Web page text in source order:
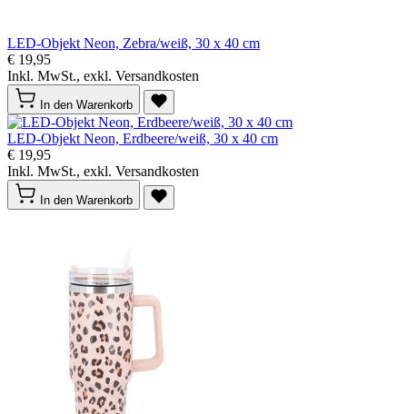
LED-Objekt Neon, Zebra/weiß, 30 x 40 cm
€ 19,95
Inkl. MwSt., exkl. Versandkosten
In den Warenkorb
LED-Objekt Neon, Erdbeere/weiß, 30 x 40 cm
€ 19,95
Inkl. MwSt., exkl. Versandkosten
In den Warenkorb